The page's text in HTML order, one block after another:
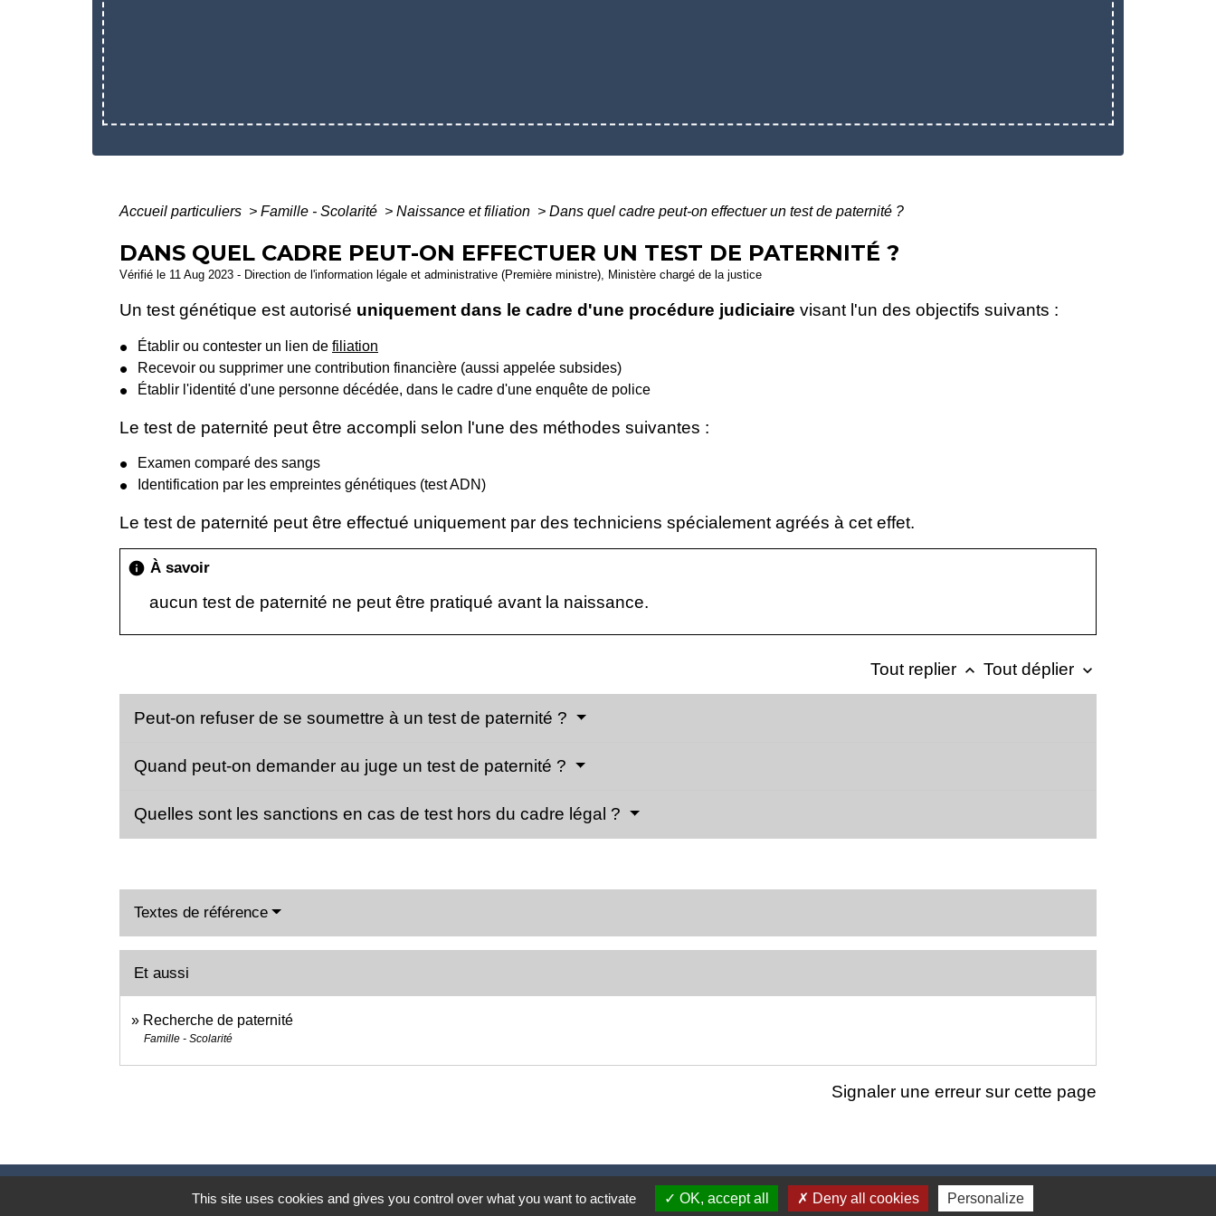
Accueil particuliers > Famille - Scolarité > Naissance et filiation > Dans quel cadre peut-on effectuer un test de paternité ?
DANS QUEL CADRE PEUT-ON EFFECTUER UN TEST DE PATERNITÉ ?
Vérifié le 11 Aug 2023 - Direction de l'information légale et administrative (Première ministre), Ministère chargé de la justice
Un test génétique est autorisé uniquement dans le cadre d'une procédure judiciaire visant l'un des objectifs suivants :
Établir ou contester un lien de filiation
Recevoir ou supprimer une contribution financière (aussi appelée subsides)
Établir l'identité d'une personne décédée, dans le cadre d'une enquête de police
Le test de paternité peut être accompli selon l'une des méthodes suivantes :
Examen comparé des sangs
Identification par les empreintes génétiques (test ADN)
Le test de paternité peut être effectué uniquement par des techniciens spécialement agréés à cet effet.
info À savoir
aucun test de paternité ne peut être pratiqué avant la naissance.
Tout replier keyboard_arrow_up Tout déplier keyboard_arrow_down
Peut-on refuser de se soumettre à un test de paternité ?
Quand peut-on demander au juge un test de paternité ?
Quelles sont les sanctions en cas de test hors du cadre légal ?
Textes de référence
Et aussi
Recherche de paternité
Famille - Scolarité
Signaler une erreur sur cette page
Nous contacter
This site uses cookies and gives you control over what you want to activate OK, accept all Deny all cookies Personalize